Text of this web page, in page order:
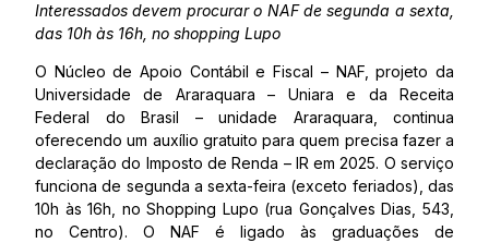
Interessados devem procurar o NAF de segunda a sexta,
das 10h às 16h, no shopping Lupo
O Núcleo de Apoio Contábil e Fiscal – NAF, projeto da
Universidade de Araraquara – Uniara e da Receita
Federal do Brasil – unidade Araraquara, continua
oferecendo um auxílio gratuito para quem precisa fazer a
declaração do Imposto de Renda – IR em 2025. O serviço
funciona de segunda a sexta-feira (exceto feriados), das
10h às 16h, no Shopping Lupo (rua Gonçalves Dias, 543,
no Centro). O NAF é ligado às graduações de